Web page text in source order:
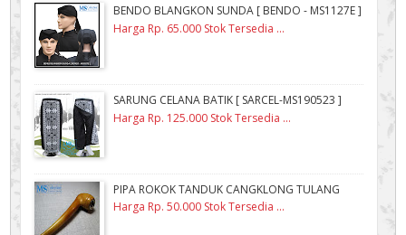
BENDO BLANGKON SUNDA [ BENDO - MS1127E ]
Harga Rp. 65.000 Stok Tersedia ...
SARUNG CELANA BATIK [ SARCEL-MS190523 ]
Harga Rp. 125.000 Stok Tersedia ...
PIPA ROKOK TANDUK CANGKLONG TULANG
Harga Rp. 50.000 Stok Tersedia ...